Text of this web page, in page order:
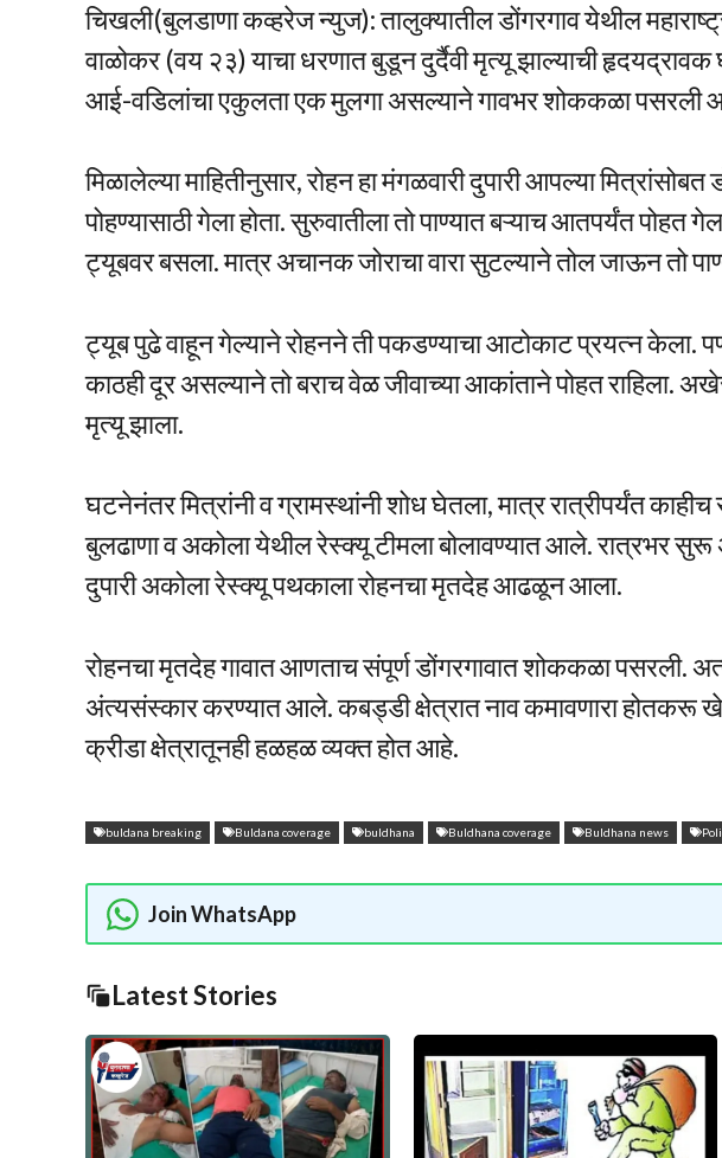
चिखली(बुलडाणा कव्हरेज न्युज): तालुक्यातील डोंगरगाव येथील
वाळोकर (वय २३) याचा धरणात बुडून दुर्दैवी मृत्यू झाल्याची
आई-वडिलांचा एकुलता एक मुलगा असल्याने गावभर शोककळा पसरली
मिळालेल्या माहितीनुसार, रोहन हा मंगळवारी दुपारी आपल्या
पोहण्यासाठी गेला होता. सुरुवातीला तो पाण्यात बऱ्याच आतपर्यंत पोहत
ट्यूबवर बसला. मात्र अचानक जोराचा वारा सुटल्याने तोल जाऊन तो
ट्यूब पुढे वाहून गेल्याने रोहनने ती पकडण्याचा आटोकाट प्रयत्न केला.
काठही दूर असल्याने तो बराच वेळ जीवाच्या आकांताने पोहत राहिला.
मृत्यू झाला.
घटनेनंतर मित्रांनी व ग्रामस्थांनी शोध घेतला, मात्र रात्रीपर्यंत काहीच
बुलढाणा व अकोला येथील रेस्क्यू टीमला बोलावण्यात आले. रात्रभर सुरू
दुपारी अकोला रेस्क्यू पथकाला रोहनचा मृतदेह आढळून आला.
रोहनचा मृतदेह गावात आणताच संपूर्ण डोंगरगावात शोककळा पसरली.
अंत्यसंस्कार करण्यात आले. कबड्डी क्षेत्रात नाव कमावणारा होतकरू
क्रीडा क्षेत्रातूनही हळहळ व्यक्त होत आहे.
buldana breaking Buldana coverage buldhana Buldhana coverage Buldhana news
Join WhatsApp
Latest Stories